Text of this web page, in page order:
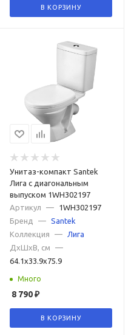
В КОРЗИНУ
Унитаз-компакт Santek
Лига с диагональным
выпуском 1WH302197
Артикул
—
1WH302197
Бренд
—
Santek
Коллекция
—
Лига
ДxШxВ, см
—
64.1x33.9x75.9
Много
8 790₽
В КОРЗИНУ